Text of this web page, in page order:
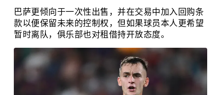
巴萨更倾向于一次性出售，并在交易中加入回购条
款以便保留未来的控制权，但如果球员本人更希望
暂时离队，俱乐部也对租借持开放态度。